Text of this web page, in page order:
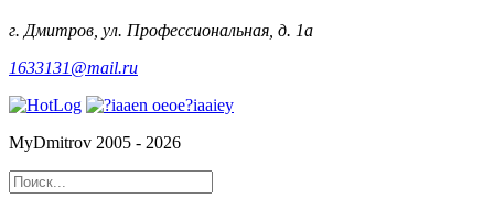
г. Дмитров, ул. Профессиональная, д. 1а
1633131@mail.ru
MyDmitrov 2005 - 2026